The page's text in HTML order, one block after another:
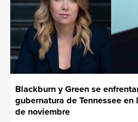
Blackburn y Green se
gubernatura de Tennessee en
de noviembre